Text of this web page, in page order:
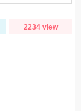
2234 view